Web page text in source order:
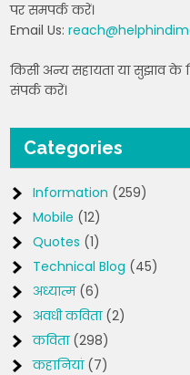
पर समपर्क करें।
Email Us:
किसी अन्य सहायता या सुझाव के
संपर्क करें।
Categories
Information (259)
Mobile (12)
Quotes (1)
Technical Blog (45)
अध्यात्म(6)
अवधी कविता(2)
कविता(298)
कहानियां(7)